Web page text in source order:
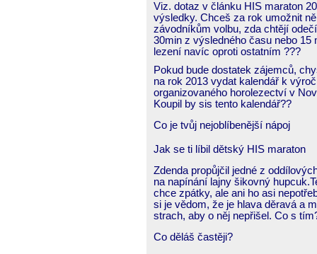
Viz. dotaz v článku HIS maraton
výsledky. Chceš za rok umožnit
závodníkům volbu, zda chtějí
30min z výsledného času nebo 15
lezení navíc oproti ostatním ???
Pokud bude dostatek zájemců,
na rok 2013 vydat kalendář k
organizovaného horolezectví v
Koupil by sis tento kalendář??
Co je tvůj nejoblíbenější nápoj
Jak se ti líbil dětský HIS maraton
Zdenda propůjčil jedné z
na napínání lajny šikovný
chce zpátky, ale ani ho asi
si je vědom, že je hlava děravá a
strach, aby o něj nepřišel. Co s
Co děláš častěji?